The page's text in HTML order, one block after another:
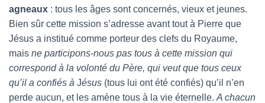
agneaux : tous les âges sont concernés, vieux et jeunes.
Bien sûr cette mission s’adresse avant tout à Pierre que
Jésus a institué comme porteur des clefs du Royaume,
mais ne participons-nous pas tous à cette mission qui
correspond à la volonté du Père, qui veut que tous ceux
qu’il a confiés à Jésus (tous lui ont été confiés) qu’il n’en
perde aucun, et les amène tous à la vie éternelle. A chacun